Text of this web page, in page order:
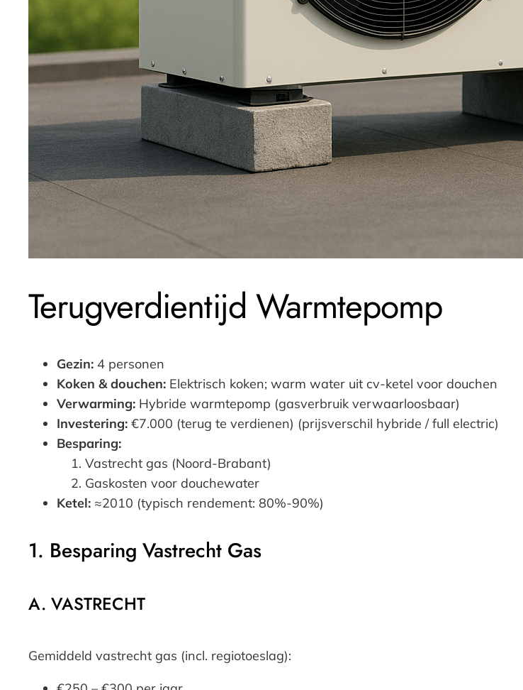
Terugverdientijd Warmtepomp
Gezin: 4 personen
Koken & douchen: Elektrisch koken; warm water uit cv-ketel voor douchen
Verwarming: Hybride warmtepomp (gasverbruik verwaarloosbaar)
Investering: €7.000 (terug te verdienen) (prijsverschil hybride / full electric)
Besparing:
Vastrecht gas (Noord-Brabant)
Gaskosten voor douchewater
Ketel: ≈2010 (typisch rendement: 80%-90%)
1. Besparing Vastrecht Gas
A. VASTRECHT
Gemiddeld vastrecht gas (incl. regiotoeslag):